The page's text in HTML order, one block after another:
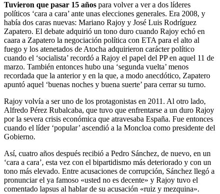
Tuvieron que pasar 15 años para volver a ver a dos líderes
políticos ‘cara a cara’ ante unas elecciones generales. Era 2008, y
había dos caras nuevas: Mariano Rajoy y José Luis Rodríguez
Zapatero. El debate adquirió un tono duro cuando Rajoy echó en
caara a Zapatero la negociación política con ETA para el alto al
fuego y los atenetados de Atocha adquirieron carácter político
cuando el ‘socialista’ recordó a Rajoy el papel del PP en aquel 11 de
marzo. También entonces hubo una ‘segunda vuelta’ menos
recordada que la anterior y en la que, a modo anecdótico, Zapatero
apuntó aquel ‘buenas noches y buena suerte’ para cerrar su turno.
Rajoy volvía a ser uno de los protagonistas en 2011. Al otro lado,
Alfredo Pérez Rubalcaba, que tuvo que enfrentarse a un duro Rajoy
por la severa crisis económica que atravesaba España. Fue entonces
cuando el líder ‘popular’ ascendió a la Moncloa como presidente del
Gobierno.
Así, cuatro años después recibió a Pedro Sánchez, de nuevo, en un
‘cara a cara’, esta vez con el bipartidismo más deteriorado y con un
tono más elevado. Entre acusaciones de corrupción, Sánchez llegó a
pronunciar el ya famoso «usted no es decente» y Rajoy tuvo el
comentado lapsus al hablar de su acusación «ruiz y mezquina».